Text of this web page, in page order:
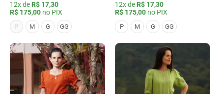
12x de R$ 17,30
R$ 175,00 no PIX
P
M G GG
12x de R$ 17,30
R$ 175,00 no PIX
P M G GG